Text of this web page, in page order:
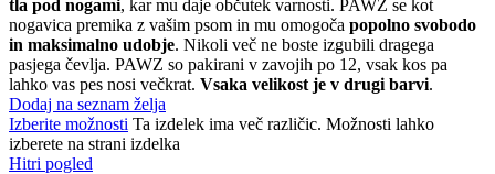
tla pod nogami, kar mu daje občutek varnosti. PAWZ se kot
nogavica premika z vašim psom in mu omogoča popolno svobodo
in maksimalno udobje. Nikoli več ne boste izgubili dragega
pasjega čevlja. PAWZ so pakirani v zavojih po 12, vsak kos pa
lahko vas pes nosi večkrat. Vsaka velikost je v drugi barvi.
Dodaj na seznam želja
Izberite možnosti Ta izdelek ima več različic. Možnosti lahko
izberete na strani izdelka
Hitri pogled